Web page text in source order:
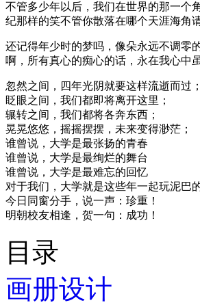
不管多少年以后，我们在世界的那一个
纪那样的笑不管你散落在哪个天涯海角
还记得年少时的梦吗，像朵永远不调零
啊，所有真心的痴心的话，永在我心中
忽然之间，四年光阴就要这样流逝而过；
眨眼之间，我们都即将离开这里；
辗转之间，我们都将各奔东西；
晃晃悠悠，摇摇摆摆，未来变得渺茫；
谁曾说，大学是最张扬的青春
谁曾说，大学是最绚烂的舞台
谁曾说，大学是最难忘的回忆
对于我们，大学就是这些年一起玩泥巴
今日同窗分手，说一声：珍重！
明朝校友相逢，贺一句：成功！
目录
画册设计